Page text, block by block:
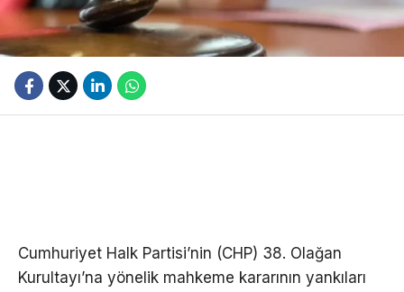
Cumhuriyet Halk Partisi’nin (CHP) 38. Olağan
Kurultayı’na yönelik mahkeme kararının yankıları